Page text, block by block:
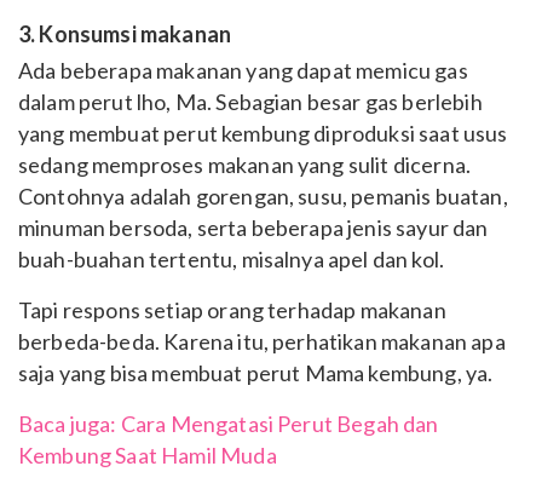
3. Konsumsi makanan
Ada beberapa makanan yang dapat memicu gas
dalam perut lho, Ma. Sebagian besar gas berlebih
yang membuat perut kembung diproduksi saat usus
sedang memproses makanan yang sulit dicerna.
Contohnya adalah gorengan, susu, pemanis buatan,
minuman bersoda, serta beberapa jenis sayur dan
buah-buahan tertentu, misalnya apel dan kol.
Tapi respons setiap orang terhadap makanan
berbeda-beda. Karena itu, perhatikan makanan apa
saja yang bisa membuat perut Mama kembung, ya.
Baca juga: Cara Mengatasi Perut Begah dan
Kembung Saat Hamil Muda